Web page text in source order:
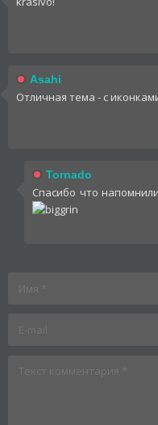
Asahi
Отличная тема - с
Tornado
Спасибо что